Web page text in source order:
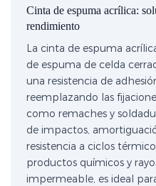
Cinta de espuma acrílica:
rendimiento
La cinta de espuma
de espuma de celda
una resistencia de
reemplazando las
como remaches y
de impactos,
resistencia a ciclos
productos químicos y
impermeable, es ideal